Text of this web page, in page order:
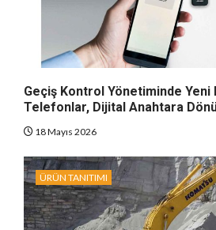
Geçiş Kontrol Yönetiminde Yeni
Telefonlar, Dijital Anahtara
18 Mayıs 2026
ÜRÜN TANITIMI